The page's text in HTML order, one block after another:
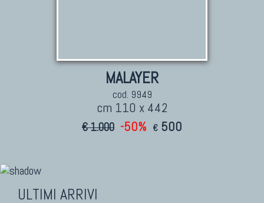
MALAYER
cod. 9949
cm 110 x 442
€ 1.000 -50% € 500
ULTIMI ARRIVI